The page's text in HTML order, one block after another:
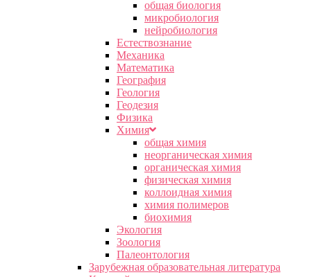
общая биология
микробиология
нейробиология
Естествознание
Механика
Математика
География
Геология
Геодезия
Физика
Химия
общая химия
неорганическая химия
органическая химия
физическая химия
коллоидная химия
химия полимеров
биохимия
Экология
Зоология
Палеонтология
Зарубежная образовательная литература